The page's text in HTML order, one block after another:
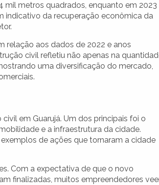
mil metros quadrados, enquanto em 2023
indicativo da recuperação econômica da
relação aos dados de 2022 e anos
civil refletiu não apenas na
uma diversificação do mercado,
em Guarujá. Um dos principais foi o
e a infraestrutura da cidade.
de ações que tornaram a cidade
Com a expectativa de que o novo
finalizadas, muitos empreendedores